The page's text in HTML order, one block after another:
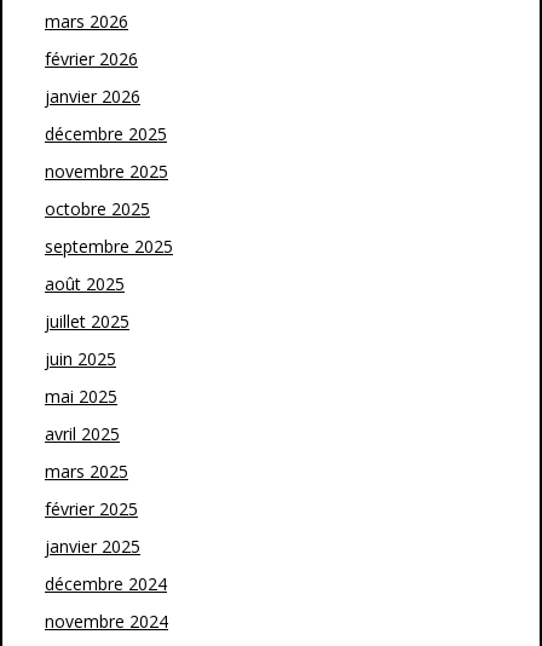
mars 2026
février 2026
janvier 2026
décembre 2025
novembre 2025
octobre 2025
septembre 2025
août 2025
juillet 2025
juin 2025
mai 2025
avril 2025
mars 2025
février 2025
janvier 2025
décembre 2024
novembre 2024